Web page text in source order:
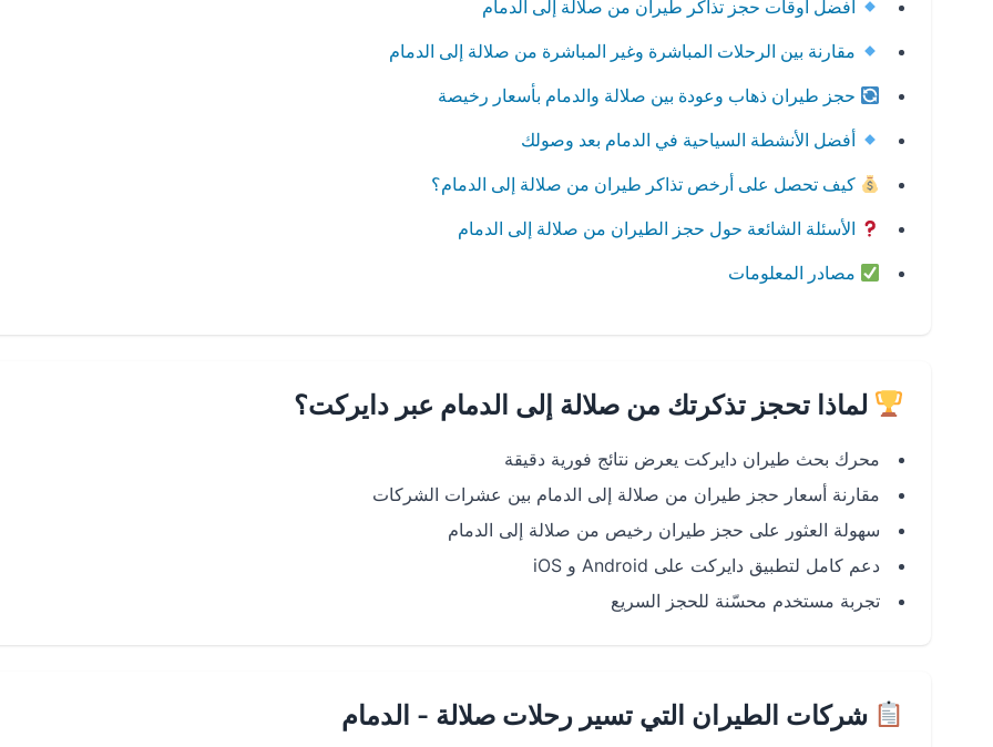
أفضل أوقات حجز تذاكر طيران من صلالة إلى الدمام
مقارنة بين الرحلات المباشرة وغير المباشرة من صلالة إلى الدمام
حجز طيران ذهاب وعودة بين صلالة والدمام بأسعار رخيصة
أفضل الأنشطة السياحية في الدمام بعد وصولك
كيف تحصل على أرخص تذاكر طيران من صلالة إلى الدمام؟
الأسئلة الشائعة حول حجز الطيران من صلالة إلى الدمام
مصادر المعلومات
لماذا تحجز تذكرتك من صلالة إلى الدمام عبر دايركت؟
محرك بحث طيران دايركت يعرض نتائج فورية دقيقة
مقارنة أسعار حجز طيران من صلالة إلى الدمام بين عشرات الشركات
سهولة العثور على حجز طيران رخيص من صلالة إلى الدمام
دعم كامل لتطبيق دايركت على Android و iOS
تجربة مستخدم محسّنة للحجز السريع
شركات الطيران التي تسير رحلات صلالة - الدمام